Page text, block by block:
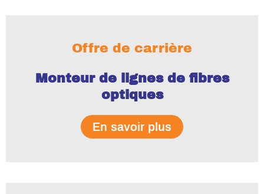
Offre de carrière
Monteur de lignes de fibres
optiques
En savoir plus